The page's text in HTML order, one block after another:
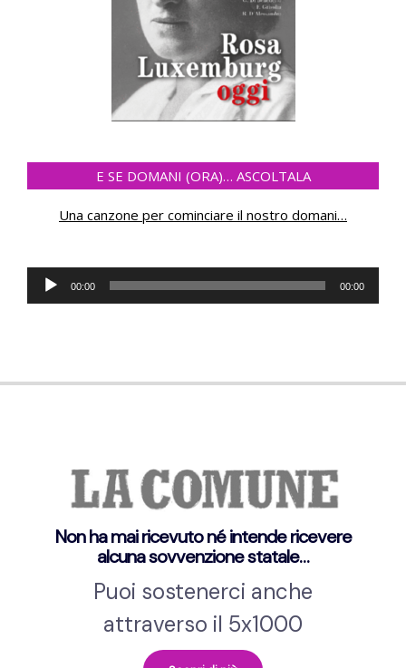
E SE DOMANI (ORA)… ASCOLTALA
Una canzone per cominciare il nostro domani…
Audio-
Player
00:00 00:00
Non ha mai ricevuto né intende ricevere
alcuna sovvenzione statale…
Puoi sostenerci anche
attraverso il 5x1000